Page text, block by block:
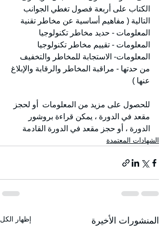
الكتاب على أربعة فصول تغطي الجوانب
التالية ( مفاهيم أساسية عن مخاطر تقنية
المعلومات - حديد مخاطر تكنولوجيا
المعلومات - تقييم مخاطر تكنولوجيا
المعلومات- الاستجابة للمخاطر والتخفيف
من حدتها - مراقبة المخاطر والرقابة والإبلاغ
عنها )
للحصول على مزيد من المعلومات  أو لحجز
مقعد في الدورة ، يمكن قراءة بروشور
الدورة ، أو حجز مقعد في الدورة القادمة
الشهادات المعتمدة
المنشورات الأخيرة إظهار الكل